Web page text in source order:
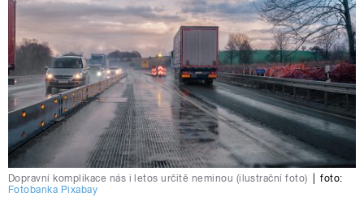
Dopravní komplikace nás i letos určitě neminou (ilustrační foto)
foto:
Fotobanka Pixabay